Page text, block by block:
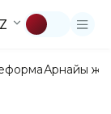
Арнайы